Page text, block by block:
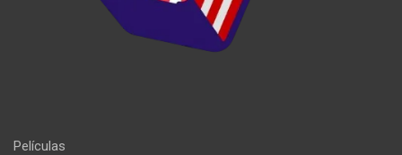
Películas